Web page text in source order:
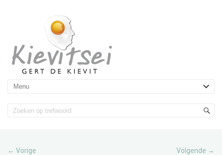
← Vorige Volgende →